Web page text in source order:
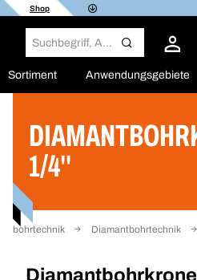
Shop
Sortiment Anwendungsgebiete
1/4''
Diamantbohrtechnik
Filter